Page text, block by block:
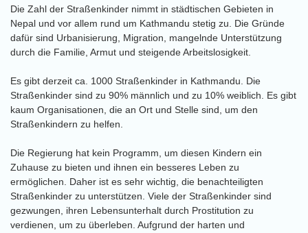
Die Zahl der Straßenkinder nimmt in städtischen Gebieten in
Nepal und vor allem rund um Kathmandu stetig zu. Die Gründe
dafür sind Urbanisierung, Migration, mangelnde Unterstützung
durch die Familie, Armut und steigende Arbeitslosigkeit.
Es gibt derzeit ca. 1000 Straßenkinder in Kathmandu. Die
Straßenkinder sind zu 90% männlich und zu 10% weiblich. Es gibt
kaum Organisationen, die an Ort und Stelle sind, um den
Straßenkindern zu helfen.
Die Regierung hat kein Programm, um diesen Kindern ein
Zuhause zu bieten und ihnen ein besseres Leben zu
ermöglichen. Daher ist es sehr wichtig, die benachteiligten
Straßenkinder zu unterstützen. Viele der Straßenkinder sind
gezwungen, ihren Lebensunterhalt durch Prostitution zu
verdienen, um zu überleben. Aufgrund der harten und